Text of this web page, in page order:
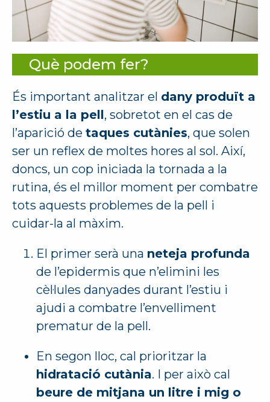
Què podem fer?
És important analitzar el dany produït a
l’estiu a la pell, sobretot en el cas de
l’aparició de taques cutànies, que solen
ser un reflex de moltes hores al sol. Així,
doncs, un cop iniciada la tornada a la
rutina, és el millor moment per combatre
tots aquests problemes de la pell i
cuidar-la al màxim.
El primer serà una neteja profunda
de l’epidermis que n’elimini les
cèl·lules danyades durant l’estiu i
ajudi a combatre l’envelliment
prematur de la pell.
En segon lloc, cal prioritzar la
hidratació cutània. I per això cal
beure de mitjana un litre i mig o